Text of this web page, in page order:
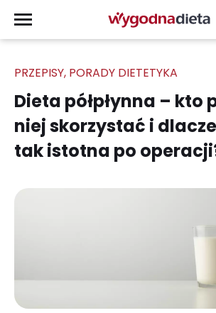
PRZEPISY, PORADY DIETETYKA
Dieta półpłynna – kto
niej skorzystać i
tak istotna po